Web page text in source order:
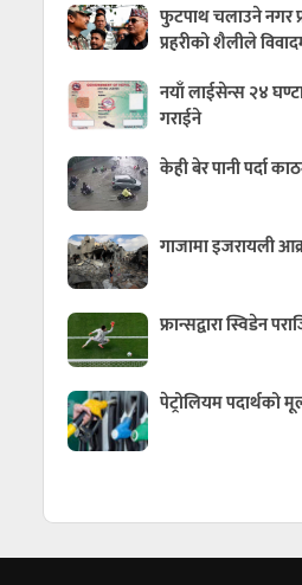
फुटपाथ चलाउने नगर
प्रहरीको शैलीले
नयाँ लाईसेन्स २४
गराईने
केही बेर पानी पर्दा
गाजामा इजरायली
फ्रान्सद्वारा स्विडेन
पेट्रोलियम पदार्थको